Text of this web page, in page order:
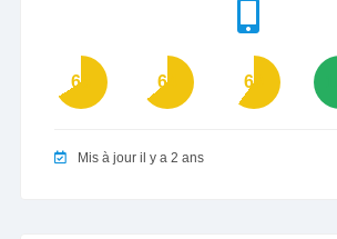
66 64 60
Mis à jour il y a 2 ans